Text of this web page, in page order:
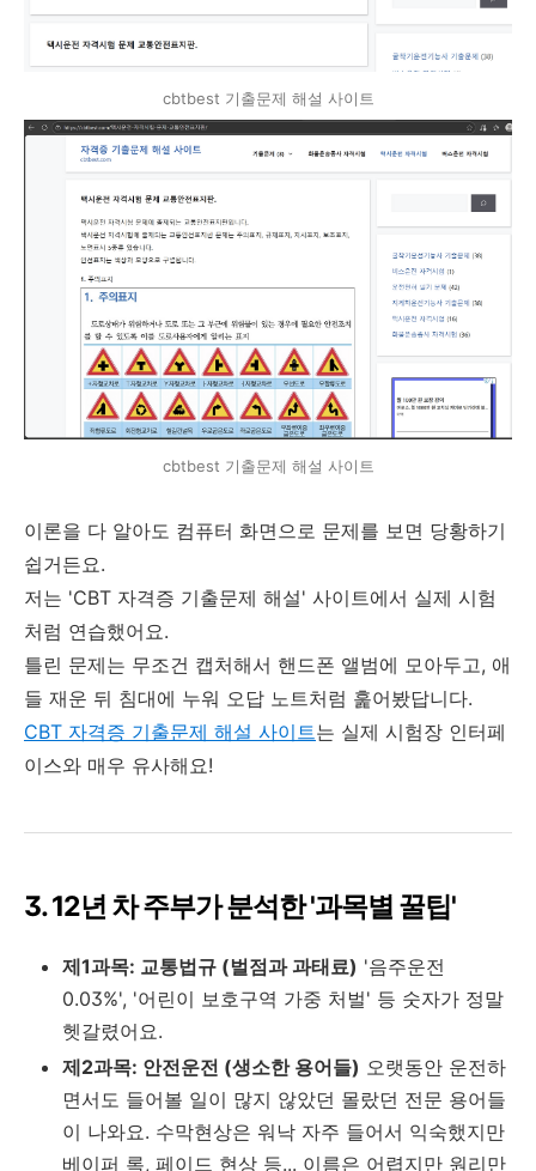
cbtbest 기출문제 해설 사이트
cbtbest 기출문제 해설 사이트
이론을 다 알아도 컴퓨터 화면으로 문제를 보면 당황하기
쉽거든요.
저는 'CBT 자격증 기출문제 해설' 사이트에서 실제 시험
처럼 연습했어요.
틀린 문제는 무조건 캡처해서 핸드폰 앨범에 모아두고, 애
들 재운 뒤 침대에 누워 오답 노트처럼 훑어봤답니다.
CBT 자격증 기출문제 해설 사이트는 실제 시험장 인터페
이스와 매우 유사해요!
3. 12년 차 주부가 분석한 '과목별 꿀팁'
제1과목: 교통법규 (벌점과 과태료) '음주운전
0.03%', '어린이 보호구역 가중 처벌' 등 숫자가 정말
헷갈렸어요.
제2과목: 안전운전 (생소한 용어들) 오랫동안 운전하
면서도 들어볼 일이 많지 않았던 몰랐던 전문 용어들
이 나와요. 수막현상은 워낙 자주 들어서 익숙했지만
베이퍼 록, 페이드 현상 등... 이름은 어렵지만 원리만